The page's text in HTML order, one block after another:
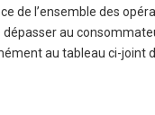
de l’ensemble des
au
au tableau ci-joint